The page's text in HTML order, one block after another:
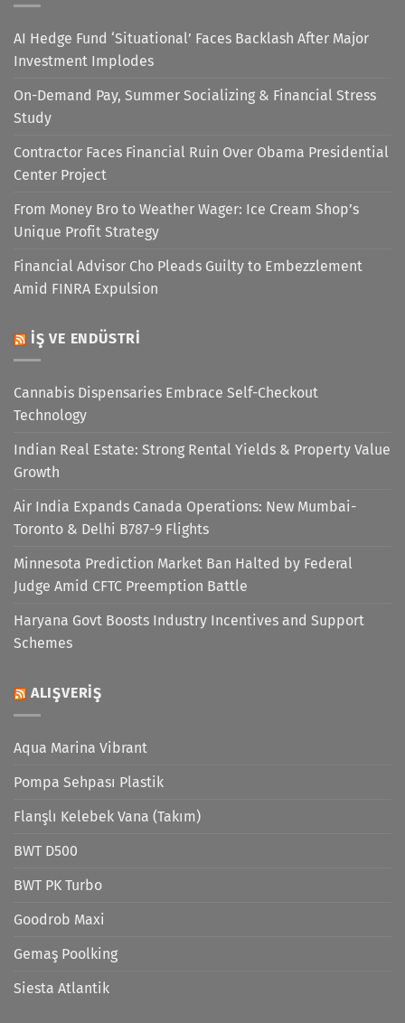
AI Hedge Fund ‘Situational’ Faces Backlash After Major
Investment Implodes
On-Demand Pay, Summer Socializing & Financial Stress
Study
Contractor Faces Financial Ruin Over Obama Presidential
Center Project
From Money Bro to Weather Wager: Ice Cream Shop’s
Unique Profit Strategy
Financial Advisor Cho Pleads Guilty to Embezzlement
Amid FINRA Expulsion
İŞ VE ENDÜSTRI
Cannabis Dispensaries Embrace Self-Checkout
Technology
Indian Real Estate: Strong Rental Yields & Property Value
Growth
Air India Expands Canada Operations: New Mumbai-
Toronto & Delhi B787-9 Flights
Minnesota Prediction Market Ban Halted by Federal
Judge Amid CFTC Preemption Battle
Haryana Govt Boosts Industry Incentives and Support
Schemes
ALIŞVERIŞ
Aqua Marina Vibrant
Pompa Sehpası Plastik
Flanşlı Kelebek Vana (Takım)
BWT D500
BWT PK Turbo
Goodrob Maxi
Gemaş Poolking
Siesta Atlantik